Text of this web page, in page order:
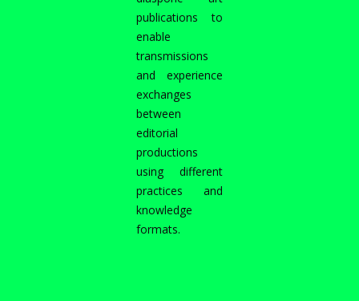
publications to
enable
transmissions
and experience
exchanges
between
editorial
productions
using different
practices and
knowledge
formats.